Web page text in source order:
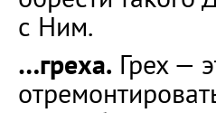
с Ним.
…греха. Грех —